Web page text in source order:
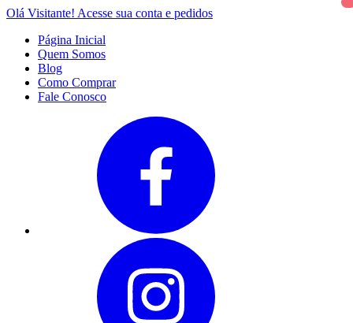
Olá Visitante! Acesse sua conta e pedidos
Página Inicial
Quem Somos
Blog
Como Comprar
Fale Conosco